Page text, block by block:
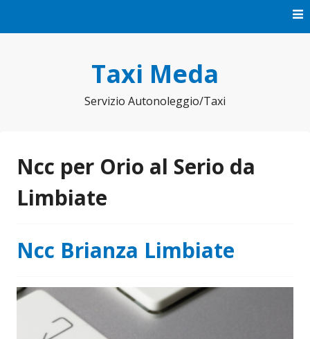
Taxi Meda
Servizio Autonoleggio/Taxi
Ncc per Orio al Serio da
Limbiate
Ncc Brianza Limbiate